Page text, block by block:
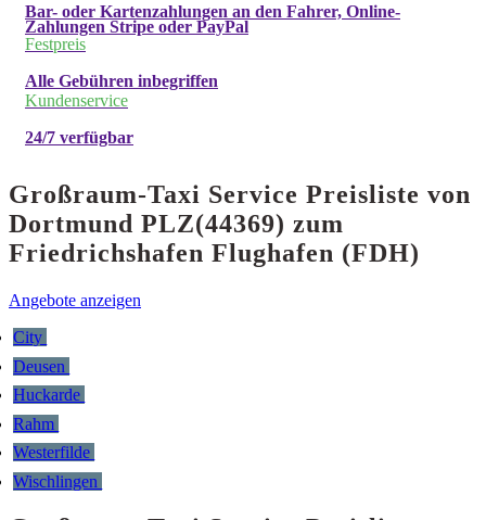
Bar- oder Kartenzahlungen an den Fahrer, Online-
Zahlungen Stripe oder PayPal
Festpreis
Alle Gebühren inbegriffen
Kundenservice
24/7 verfügbar
Großraum-Taxi Service Preisliste von
Dortmund PLZ(44369) zum
Friedrichshafen Flughafen (FDH)
Angebote anzeigen
City
Deusen
Huckarde
Rahm
Westerfilde
Wischlingen